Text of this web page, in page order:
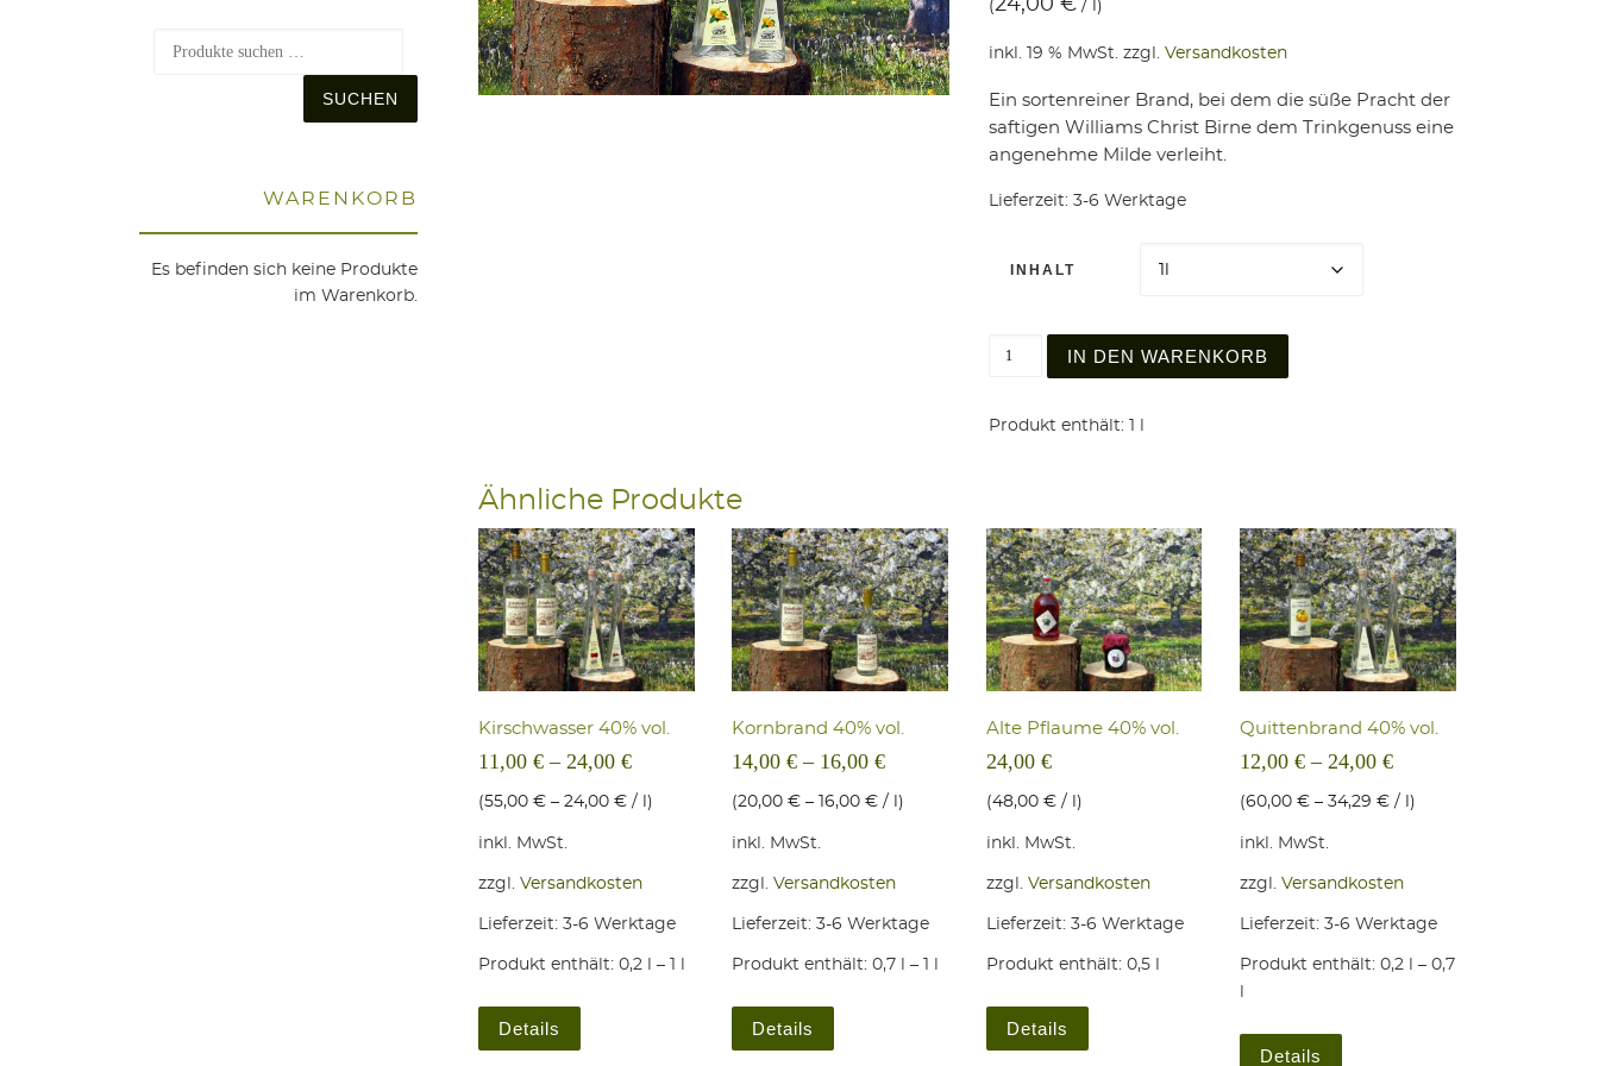
(24,00 € / )
inkl. 19 % MwSt. zzgl. Versandkosten
Ein sortenreiner Brand, bei dem die süße Pracht der
saftigen Williams Christ Birne dem Trinkgenuss eine
angenehme Milde verleiht.
Lieferzeit: 3-6 Werktage
INHALT
IN DEN WARENKORB
Produkt enthält: 1
Ähnliche Produkte
Kirsch­was­ser 40% vol.
11,00 € – 24,00 €
(55,00 € – 24,00 € / )
inkl. MwSt.
zzgl. Versandkosten
Lieferzeit: 3-6 Werktage
Produkt enthält: 0,2 – 1
Details
Dieses Produkt weist mehrere Varianten auf. Die Optionen können auf der Produktseite gewählt werden
Korn­brand 40% vol.
14,00€ – 16,00€
(20,00€ – 16,00€ / )
inkl. MwSt.
zzgl.Versandkosten
Lieferzeit:3-6 Werktage
Produkt enthält: 0,7 – 1
Details
Dieses Produkt weist mehrere Varianten auf. Die Optionen können auf der Produktseite gewählt
Alte Pflau­me 40% vol.
24,00 €
(48,00 €/ )
inkl. MwSt.
zzgl. Versandkosten
Lieferzeit: 3-6 Werktage
Produkt enthält: 0,5
Details
Dieses Produkt weist mehrere Varianten auf. Die Optionen können
Quit­ten­brand 40% vol.
12,00 €– 24,00 €
(60,00 €– 34,29 €/ )
inkl. MwSt.
zzgl. Versandkosten
Lieferzeit: 3-6 Werktage
Produkt enthält: 0,2
– 0,7
Details
Suchen nach:
SUCHEN
WAREN­KORB
Es befinden sich keine Produkte
im Warenkorb.